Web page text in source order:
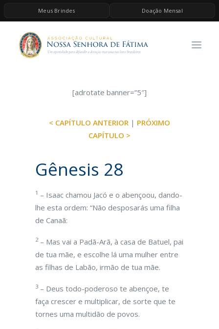
Meus Brindes Doação Mensal
HOME
A ASSOCIAÇÃO
ESPIRITUALIDADE
BRINDES
[adrotate banner=”5″]
< CAPÍTULO ANTERIOR | PRÓXIMO
CAPÍTULO >
Gênesis 28
1 – Isaac chamou Jacó e o abençoou, dando-
lhe esta ordem: “Não desposarás uma filha
de Canaã:
2– Mas vai a Padã-Arã, à casa de Batuel, pai
de tua mãe, e escolhe lá uma mulher entre
as filhas de Labão, irmão de tua mãe.
3 – Deus todo-poderoso te abençoe, te
faça crescer e multiplicar, de sorte que te
tornes uma multidão de povos.